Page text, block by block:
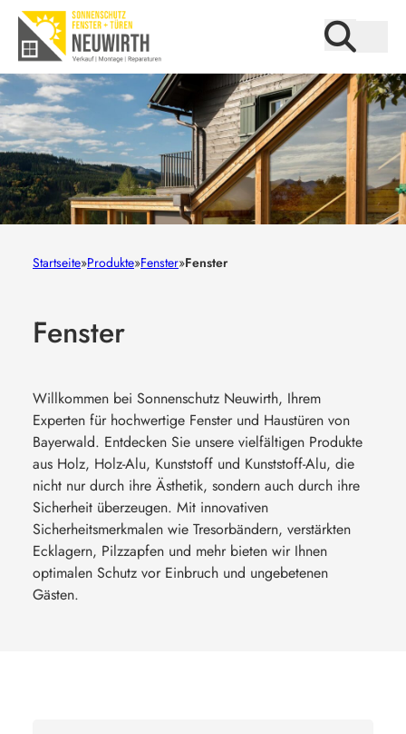
Startseite»Produkte»Fenster»Fenster
Fenster
Willkommen bei Sonnenschutz Neuwirth, Ihrem
Experten für hochwertige Fenster und Haustüren von
Bayerwald. Entdecken Sie unsere vielfältigen Produkte
aus Holz, Holz-Alu, Kunststoff und Kunststoff-Alu, die
nicht nur durch ihre Ästhetik, sondern auch durch ihre
Sicherheit überzeugen. Mit innovativen
Sicherheitsmerkmalen wie Tresorbändern, verstärkten
Ecklagern, Pilzzapfen und mehr bieten wir Ihnen
optimalen Schutz vor Einbruch und ungebetenen
Gästen.